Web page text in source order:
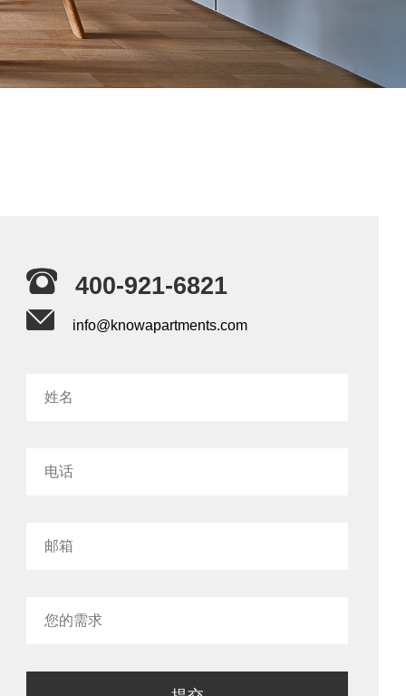
400-921-6821
info@knowapartments.com